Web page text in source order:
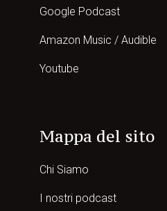
Google Podcast
Amazon Music / Audible
Youtube
Mappa del sito
Chi Siamo
I nostri podcast